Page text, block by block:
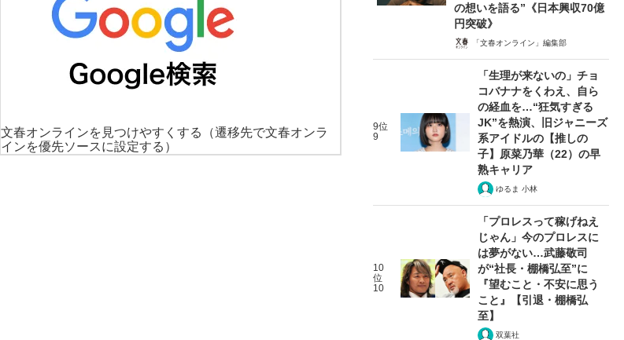
文春オンラインを見つけやすくする
（遷移先で文春オンラ
インを優先ソースに設定する）
の想いを語る”《日本興収70億
円突破》
「文春オンライン」編集部
9位
9
「生理が来ないの」チョ
コバナナをくわえ、自ら
の経血を…“狂気すぎる
JK”を熱演、旧ジャニーズ
系アイドルの【推しの
子】原菜乃華（22）の早
熟キャリア
ゆるま 小林
10
位
10
「プロレスって稼げねえ
じゃん」今のプロレスに
は夢がない…武藤敬司
が“社長・棚橋弘至”に
『望むこと・不安に思う
こと』【引退・棚橋弘
至】
双葉社